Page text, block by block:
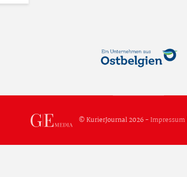
© KurierJournal 2026 -Impressum